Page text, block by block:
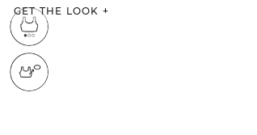
GET THE LOOK +